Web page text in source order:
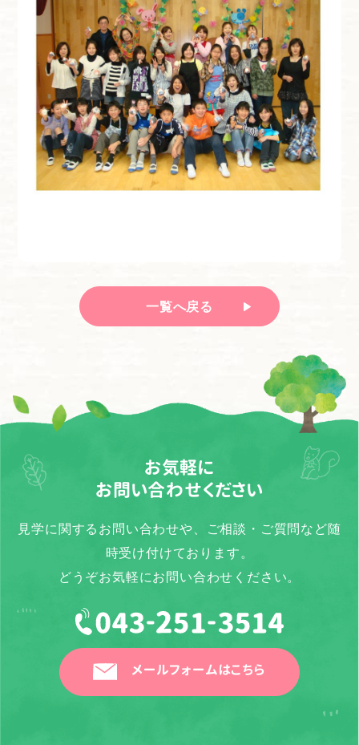
一覧へ戻る
お気軽に
お問い合わせください
見学に関するお問い合わせや、ご相談・ご質問など随
時受け付けております。
どうぞお気軽にお問い合わせください。
メールフォームはこちら